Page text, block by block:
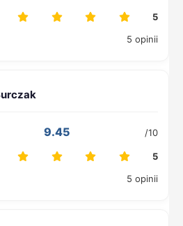
5
5 opinii
9.45 /10
5
5 opinii